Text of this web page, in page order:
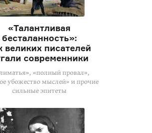
«Талантливая
бесталанность»:
великих писателей
современники
«полный провал»,
убожество мыслей» и прочие
сильные эпитеты